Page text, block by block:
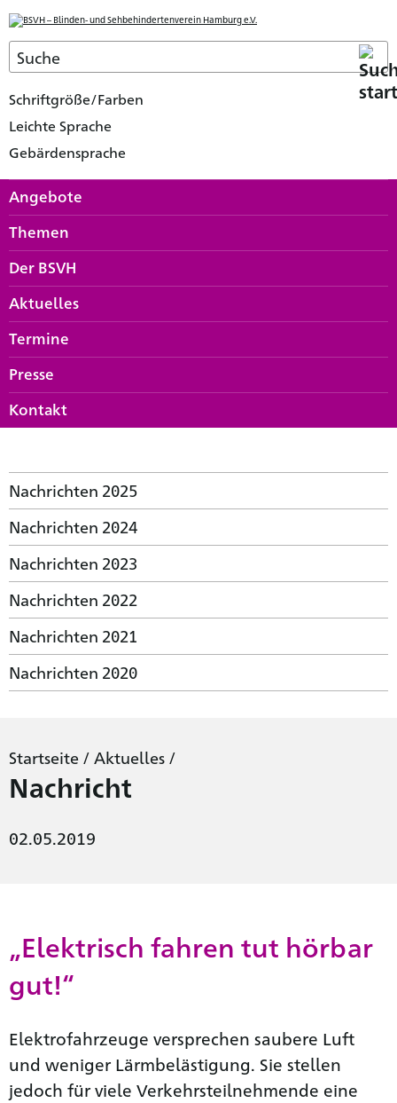
Schriftgröße/Farben
Leichte Sprache
Gebärdensprache
Angebote
Themen
Der BSVH
Aktuelles
Termine
Presse
Kontakt
Nachrichten 2025
Nachrichten 2024
Nachrichten 2023
Nachrichten 2022
Nachrichten 2021
Nachrichten 2020
Startseite / Aktuelles /
Nachricht
02.05.2019
„Elektrisch fahren tut hörbar
gut!“
Elektrofahrzeuge versprechen saubere Luft
und weniger Lärmbelästigung. Sie stellen
jedoch für viele Verkehrsteilnehmende eine